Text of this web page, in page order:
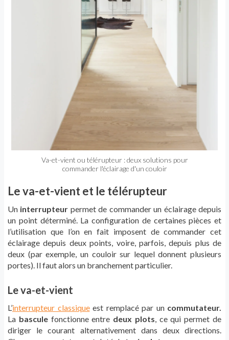
Va-et-vient ou télérupteur : deux solutions pour
commander l'éclairage d'un couloir
Le va-et-vient et le télérupteur
Un interrupteur permet de commander un éclairage depuis
un point déterminé. La configuration de certaines pièces et
l’utilisation que l’on en fait imposent de commander cet
éclairage depuis deux points, voire, parfois, depuis plus de
deux (par exemple, un couloir sur lequel donnent plusieurs
portes). Il faut alors un branchement particulier.
Le va-et-vient
L’interrupteur classiqueest remplacé par un commutateur.
La basculefonctionne entre deux plots, ce qui permet de
diriger le courant alternativement dans deux directions.